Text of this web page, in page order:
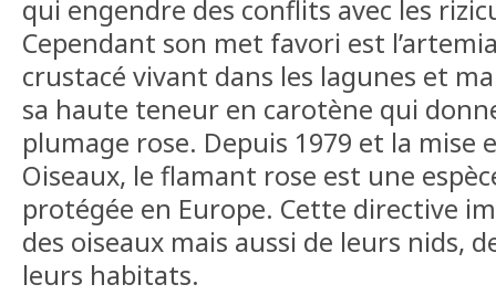
qui engendre des conflits avec les
Cependant son met favori est
crustacé vivant dans les lagunes et
sa haute teneur en carotène qui
plumage rose. Depuis 1979 et la mise
Oiseaux, le flamant rose est une
protégée en Europe. Cette directive
des oiseaux mais aussi de leurs nids,
leurs habitats.